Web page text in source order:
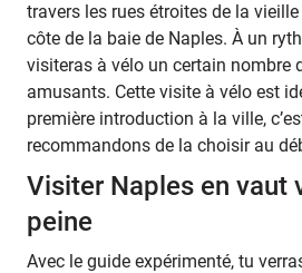
travers les rues étroites de la
côte de la baie de Naples. À un
visiteras à vélo un certain nombre
amusants. Cette visite à vélo est
première introduction à la ville,
recommandons de la choisir au
Visiter Naples en vaut
peine
Avec le guide expérimenté, tu